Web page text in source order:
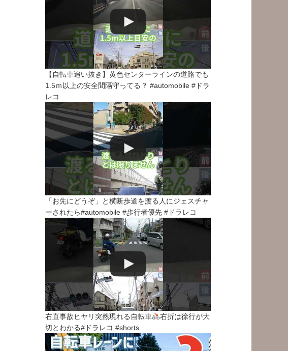
【自転車追い抜き】黄色センターラインの道路でも
1.5ｍ以上の安全間隔守ってる？ #automobile #ドラ
レコ
「お先にどうぞ」と横断歩道を渡る人にジェスチャ
ーされたら#automobile #歩行者優先 #ドラレコ
右直事故ヒヤリ突然現れる自転車
右折は徐行が大
切とわかる#ドラレコ #shorts